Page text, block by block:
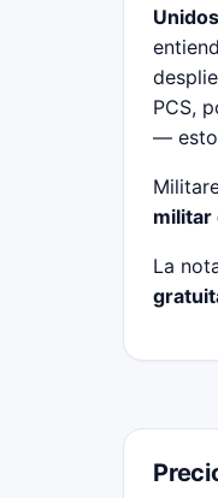
PCS,
—
militar
La